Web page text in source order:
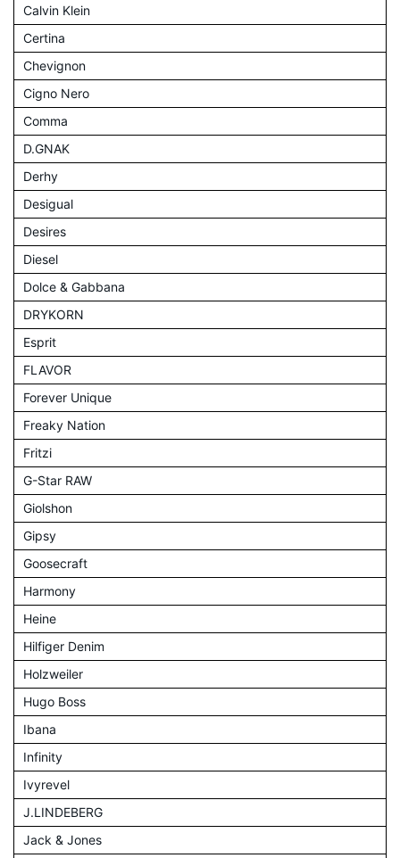
Calvin Klein
Certina
Chevignon
Cigno Nero
Comma
D.GNAK
Derhy
Desigual
Desires
Diesel
Dolce & Gabbana
DRYKORN
Esprit
FLAVOR
Forever Unique
Freaky Nation
Fritzi
G-Star RAW
Giolshon
Gipsy
Goosecraft
Harmony
Heine
Hilfiger Denim
Holzweiler
Hugo Boss
Ibana
Infinity
Ivyrevel
J.LINDEBERG
Jack & Jones